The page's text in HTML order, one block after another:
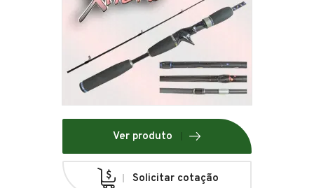
Ver produto
Solicitar cotação